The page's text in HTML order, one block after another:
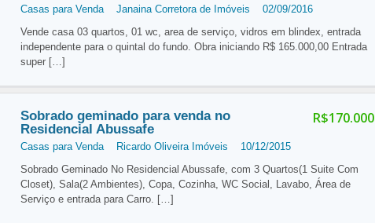
Casas para Venda Janaina Corretora de Imóveis
02/09/2016
Vende casa 03 quartos, 01 wc, area de serviço, vidros em blindex, entrada
independente para o quintal do fundo. Obra iniciando R$ 165.000,00 Entrada
super […]
R$170.000
Sobrado geminado para venda no
Residencial Abussafe
Casas para Venda Ricardo Oliveira Imóveis
10/12/2015
Sobrado Geminado No Residencial Abussafe, com 3 Quartos(1 Suite Com
Closet), Sala(2 Ambientes), Copa, Cozinha, WC Social, Lavabo, Área de
Serviço e entrada para Carro. […]